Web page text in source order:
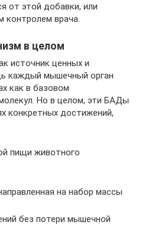
от этой добавки, или
контролем врача.
в целом
источник ценных и
каждый мышечный орган
как в базовом
Но в целом, эти БАДы
конкретных достижений,
пищи животного
на набор массы
без потери мышечной